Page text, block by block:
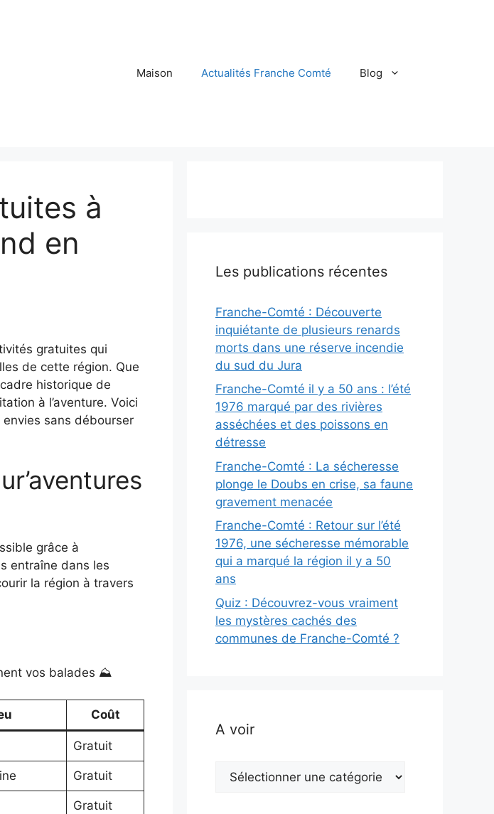
Maison Actualités Franche Comté Blog
à
en
gratuites qui
de cette région. Que
historique de
à l’aventure. Voici
sans débourser
grâce à
entraîne dans les
la région à travers
vos balades ⛰️
Coût
Gratuit
Gratuit
Gratuit
Les publications récentes
Franche-Comté : Découverte
inquiétante de plusieurs renards
morts dans une réserve incendie
du sud du Jura
Franche-Comté il y a 50 ans : l’été
1976 marqué par des rivières
asséchées et des poissons en
détresse
Franche-Comté : La sécheresse
plonge le Doubs en crise, sa faune
gravement menacée
Franche-Comté : Retour sur l’été
1976, une sécheresse mémorable
qui a marqué la région il y a 50
ans
Quiz : Découvrez-vous vraiment
les mystères cachés des
communes de Franche-Comté ?
A voir
voir